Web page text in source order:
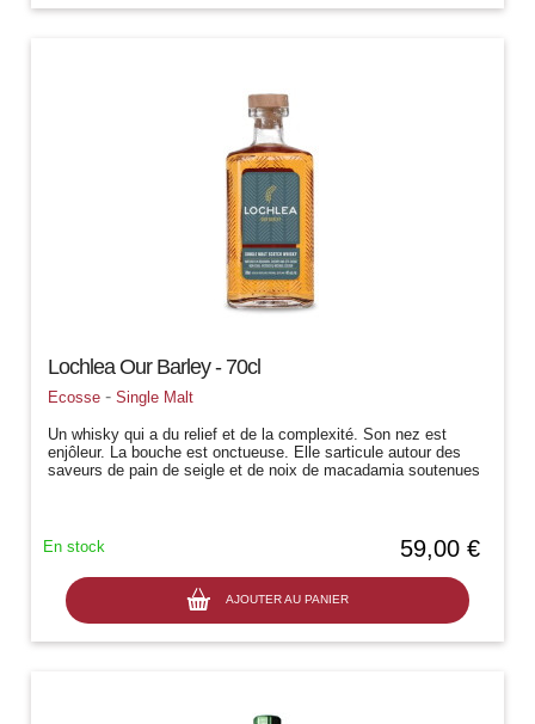
Lochlea Our Barley - 70cl
Ecosse -Single Malt
Un whisky qui a du relief et de la complexité. Son nez est
enjôleur. La bouche est onctueuse. Elle sarticule autour des
saveurs de pain de seigle et de noix de macadamia soutenues
59,00 €
AJOUTER AU PANIER
En stock